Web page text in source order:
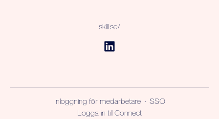
skill.se/
Inloggning för medarbetare · SSO
Logga in till Connect